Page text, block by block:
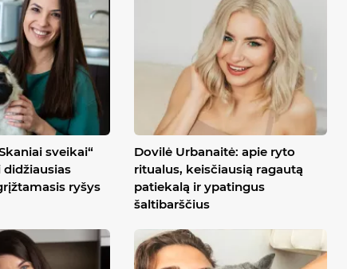
sveikai“
ryšys
Dovilė Urbanaitė: apie ryto
ritualus, keisčiausią ragautą
patiekalą ir ypatingus
šaltibarščius